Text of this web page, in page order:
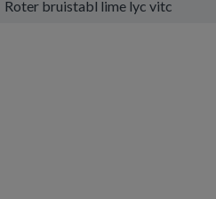
Roter bruistabl lime lyc vitc